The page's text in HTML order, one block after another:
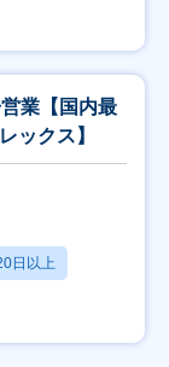
業【国内最
ックス】
日以上